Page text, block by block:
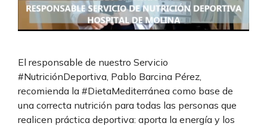
El responsable de nuestro Servicio
#NutriciónDeportiva, Pablo Barcina Pérez,
recomienda la #DietaMediterránea como base de
una correcta nutrición para todas las personas que
realicen práctica deportiva: aporta la energía y los